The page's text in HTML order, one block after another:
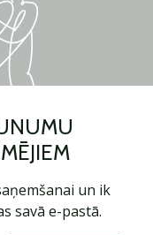
un ik
savā e-pastā.